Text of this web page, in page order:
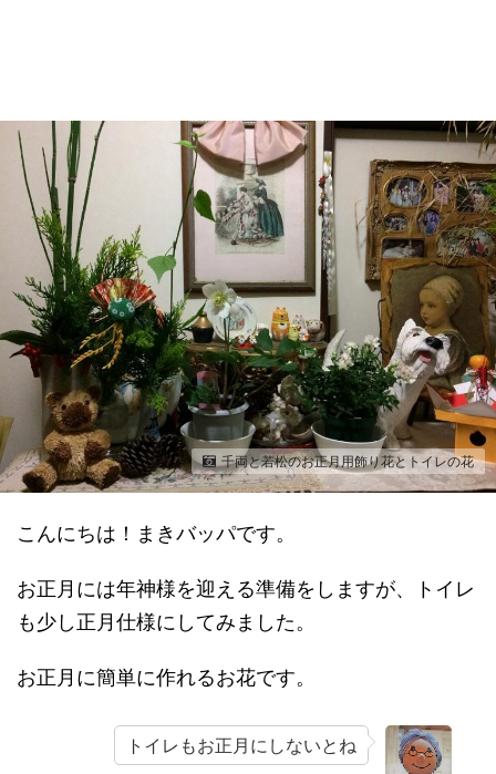
千両と若松のお正月用飾り花とトイレの花
こんにちは！まきバッパです。
お正月には年神様を迎える準備をしますが、トイレ
も少し正月仕様にしてみました。
お正月に簡単に作れるお花です。
トイレもお正月にしないとね